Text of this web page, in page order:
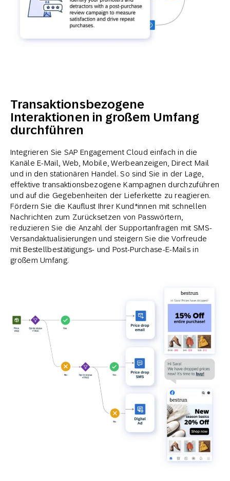
Transaktionsbezogene
Interaktionen in großem Umfang
durchführen
Integrieren Sie SAP Engagement Cloud einfach in die
Kanäle E-Mail, Web, Mobile, Werbeanzeigen, Direct Mail
und in den stationären Handel. So sind Sie in der Lage,
effektive transaktionsbezogene Kampagnen durchzuführen
und auf die Gegebenheiten der Lieferkette zu reagieren.
Fördern Sie die Kauflust Ihrer Kund*innen mit schnellen
Nachrichten zum Zurücksetzen von Passwörtern,
reduzieren Sie die Anzahl der Supportanfragen mit SMS-
Versandaktualisierungen und steigern Sie die Vorfreude
mit Bestellbestätigungs- und Post-Purchase-E-Mails in
großem Umfang.